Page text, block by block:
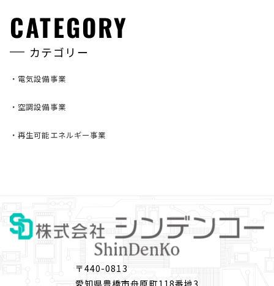
CATEGORY
カテゴリー
・ 電気設備事業
・ 空調設備事業
・再生可能エネルギー事業
〒440-0813
愛知県豊橋市舟原町118番地3